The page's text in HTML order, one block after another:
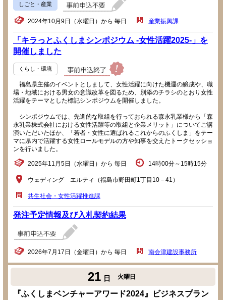
しごと・産業
2024年10月9日（水曜日）から 毎日 産業振興課
「キラっとふくしまシンポジウム -女性活躍2025-」を
開催しました
くらし・環境
福島県主催のイベントとしまして、女性活躍に向けた機運の醸成や、職
場・地域における男女の意識改革を図るため、別添のチラシのとおり女性
活躍をテーマとした標記シンポジウムを開催しました。
シンポジウムでは、先進的な取組を行っておられる森永乳業様から「森
永乳業株式会社における女性活躍等の取組と企業メリット」についてご講
演いただいたほか、「若者・女性に選ばれるこれからのふくしま」をテー
マに県内で活躍する女性ロールモデルの方や知事を交えたトークセッショ
ンを行いました。
2025年11月5日（水曜日）から 毎日 14時00分～15時15分
ウェディング エルティ（福島市野田町1丁目10－41）
共生社会・女性活躍推進課
発注予定情報及び入札契約結果
2026年7月17日（金曜日）から 毎日 南会津建設事務所
21 日 火曜日
『ふくしまベンチャーアワード2024』ビジネスプラン